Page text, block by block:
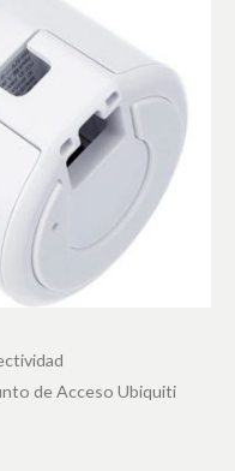
de Acceso Ubiquiti